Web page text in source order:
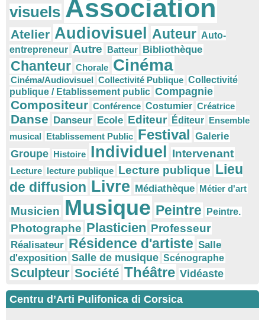
visuels Association
Atelier Audiovisuel Auteur Auto-
entrepreneur Autre Batteur Bibliothèque
Chanteur Chorale Cinéma
Cinéma/Audiovisuel Collectivité Publique Collectivité
publique / Etablissement public Compagnie
Compositeur Conférence Costumier Créatrice
Danse Danseur Ecole Editeur Éditeur Ensemble
musical Etablissement Public Festival Galerie
Groupe Histoire Individuel Intervenant
Lecture lecture publique Lecture publique Lieu
de diffusion Livre Médiathèque Métier d'art
Musicien Musique Peintre Peintre.
Photographe Plasticien Professeur
Réalisateur Résidence d'artiste Salle
d'exposition Salle de musique Scénographe
Sculpteur Société Théâtre Vidéaste
Centru d’Arti Pulifonica di Corsica